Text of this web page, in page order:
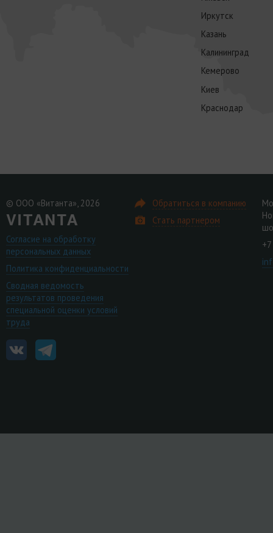
Иркутск
Казань
Калининград
Кемерово
Киев
Краснодар
© ООО «Витанта», 2026
Согласие на обработку
персональных данных
Политика конфиденциальности
Сводная ведомость
результатов проведения
специальной оценки условий
труда
Обратиться в компанию
Стать партнером